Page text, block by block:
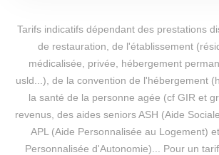
Tarifs indicatifs dépendant des prestations
de restauration, de l'établissement
médicalisée, privée, hébergement
usld...), de la convention de l'hébergement
la santé de la personne agée (cf GIR et
revenus, des aides seniors ASH (Aide
APL (Aide Personnalisée au Logement)
Personnalisée d'Autonomie)... Pour un